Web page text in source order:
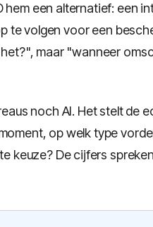
hem een alternatief: een
te volgen voor een
maar "wanneer
noch AI. Het stelt de
op welk type
keuze? De cijfers